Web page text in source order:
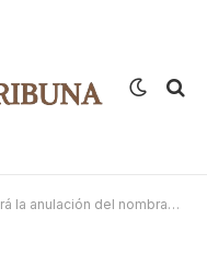
Dolores Delgado como fiscal del Tribunal Supremo